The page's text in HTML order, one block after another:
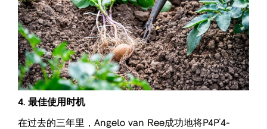
4. 最佳使用时机
在过去的三年里，Angelo van Ree成功地将P4P®4-